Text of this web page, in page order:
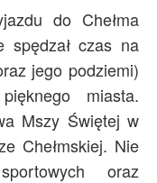
do Chełma
spędzał czas na
jego podziemi)
miasta.
Mszy Świętej w
Chełmskiej. Nie
oraz